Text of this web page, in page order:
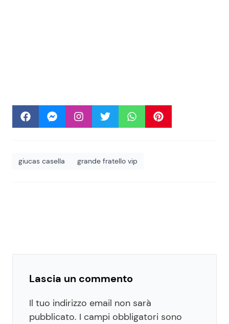
giucas casella grande fratello vip
Lascia un commento
Il tuo indirizzo email non sarà
pubblicato. I campi obbligatori sono